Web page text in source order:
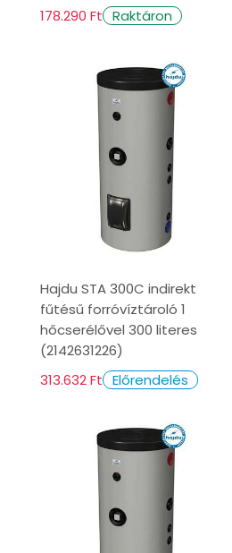
178.290 Ft Raktáron
Hajdu STA 300C indirekt
fűtésű forróvíztároló 1
hőcserélővel 300 literes
(2142631226)
313.632 Ft Előrendelés